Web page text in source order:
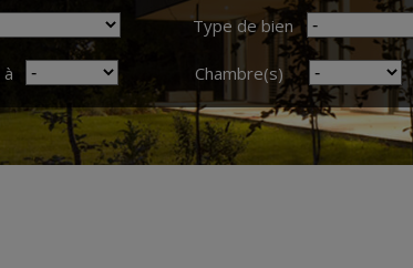
Type de bien
à Chambre(s)